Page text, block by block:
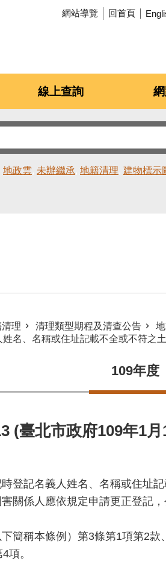
網站導覽 回首頁
線上查詢
地政雲 未辦繼承 地籍清理 建物標示
理 清理類型期程及清查公告
名、名稱或住址記載不全或不符之
109年度
(臺北市政府109年1
登記名義人姓名、名稱或住址
關係人應依規定申請更正登記，
簡稱本條例）第3條第1項第2
項。